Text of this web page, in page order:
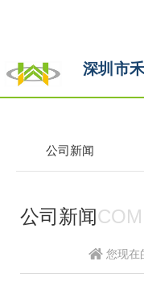
深圳市
公司新闻
公司新闻
您现在